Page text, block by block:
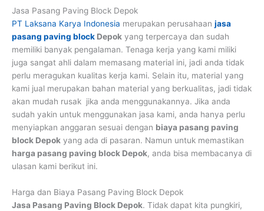
Jasa Pasang Paving Block Depok
PT Laksana Karya Indonesia merupakan perusahaan jasa
pasang paving block Depok yang terpercaya dan sudah
memiliki banyak pengalaman. Tenaga kerja yang kami miliki
juga sangat ahli dalam memasang material ini, jadi anda tidak
perlu meragukan kualitas kerja kami. Selain itu, material yang
kami jual merupakan bahan material yang berkualitas, jadi tidak
akan mudah rusak jika anda menggunakannya. Jika anda
sudah yakin untuk menggunakan jasa kami, anda hanya perlu
menyiapkan anggaran sesuai dengan biaya pasang paving
block Depok yang ada di pasaran. Namun untuk memastikan
harga pasang paving block Depok, anda bisa membacanya di
ulasan kami berikut ini.
Harga dan Biaya Pasang Paving Block Depok
Jasa Pasang Paving Block Depok. Tidak dapat kita pungkiri,